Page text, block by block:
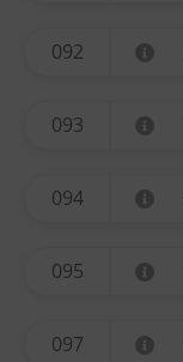
092
093
094
095
097